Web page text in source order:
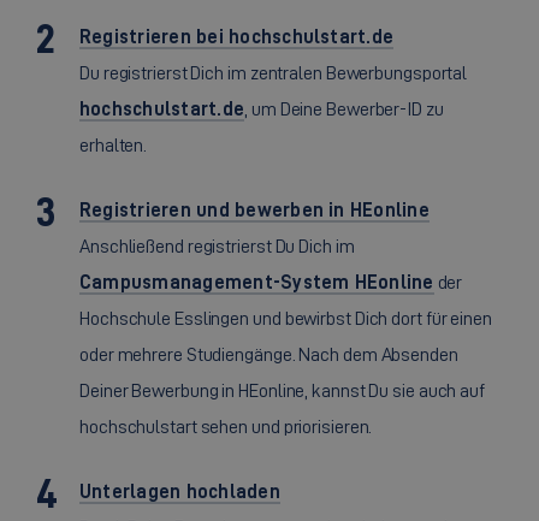
Registrieren bei hochschulstart.de
Du registrierst Dich im zentralen Bewerbungsportal
hochschulstart.de , um Deine Bewerber-ID zu
erhalten.
Registrieren und bewerben in HEonline
Anschließend registrierst Du Dich im
Campusmanagement-System HEonline der
Hochschule Esslingen und bewirbst Dich dort für einen
oder mehrere Studiengänge. Nach dem Absenden
Deiner Bewerbung in HEonline, kannst Du sie auch auf
hochschulstart sehen und priorisieren.
Unterlagen hochladen